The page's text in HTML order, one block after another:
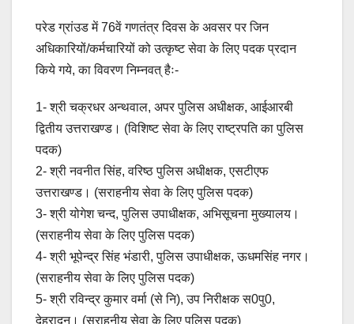
परेड ग्रांउड में 76वें गणतंत्र दिवस के अवसर पर जिन
अधिकारियों/कर्मचारियों को उत्कृष्ट सेवा के लिए पदक प्रदान
किये गये, का विवरण निम्नवत् हैः-
1- श्री चक्रधर अन्थवाल, अपर पुलिस अधीक्षक, आईआरबी
द्वितीय उत्तराखण्ड। (विशिष्ट सेवा के लिए राष्ट्रपति का पुलिस
पदक)
2- श्री नवनीत सिंह, वरिष्ठ पुलिस अधीक्षक, एसटीएफ
उत्तराखण्ड। (सराहनीय सेवा के लिए पुलिस पदक)
3- श्री योगेश चन्द, पुलिस उपाधीक्षक, अभिसूचना मुख्यालय।
(सराहनीय सेवा के लिए पुलिस पदक)
4- श्री भूपेन्द्र सिंह भंडारी, पुलिस उपाधीक्षक, ऊधमसिंह नगर।
(सराहनीय सेवा के लिए पुलिस पदक)
5- श्री रविन्द्र कुमार वर्मा (से नि), उप निरीक्षक स0पु0,
देहरादून। (सराहनीय सेवा के लिए पुलिस पदक)